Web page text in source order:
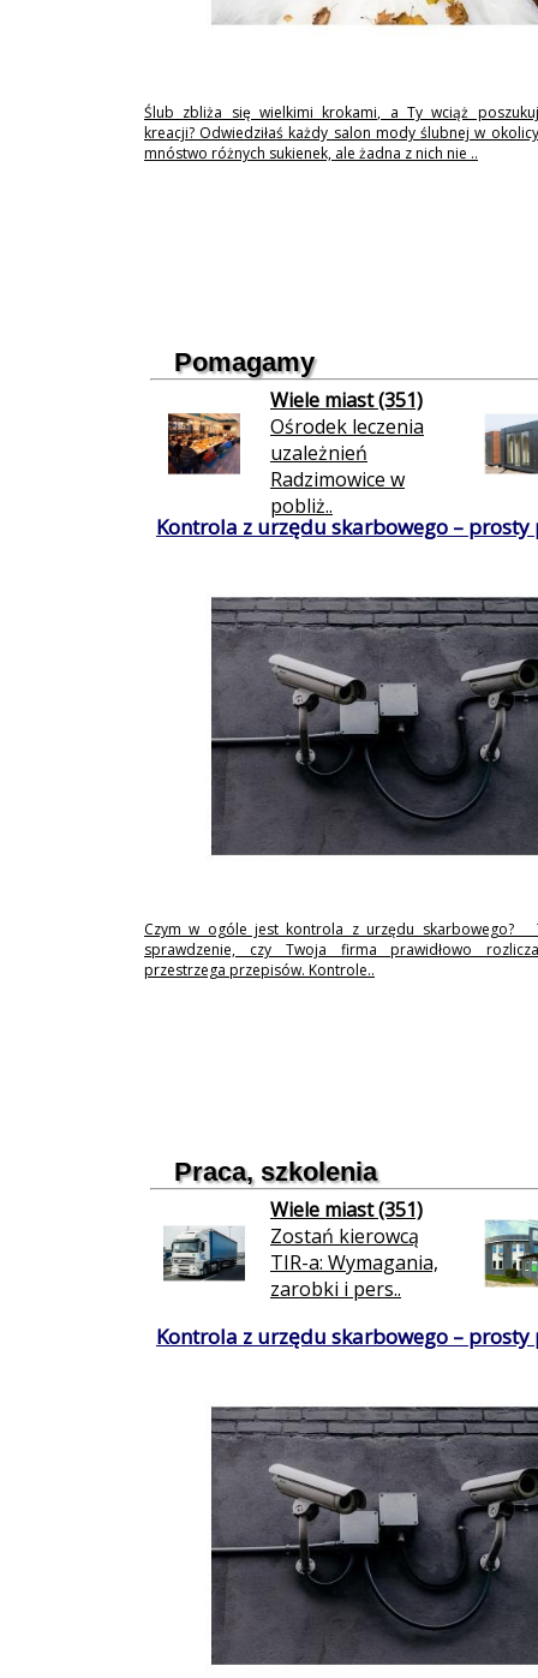
Ślub zbliża się wielkimi krokami, a Ty wciąż
kreacji? Odwiedziłaś każdy salon mody ślubnej w
mnóstwo różnych sukienek, ale żadna z nich nie ..
Pomagamy
Wiele miast (351)
Ośrodek leczenia
uzależnień
Radzimowice w
pobliż..
Kontrola z urzędu skarbowego –
Czym w ogóle jest kontrola z urzędu skarbowego?
sprawdzenie, czy Twoja firma prawidłowo
przestrzega przepisów. Kontrole..
Praca, szkolenia
Wiele miast (351)
Zostań kierowcą
TIR-a: Wymagania,
zarobki i pers..
Kontrola z urzędu skarbowego –